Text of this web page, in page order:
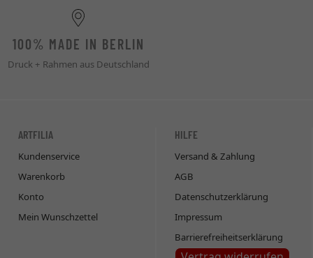
100% MADE IN BERLIN
Druck + Rahmen aus Deutschland
ARTFILIA
Kundenservice
Warenkorb
Konto
Mein Wunschzettel
HILFE
Versand & Zahlung
AGB
Datenschutzerklärung
Impressum
Barrierefreiheitserklärung